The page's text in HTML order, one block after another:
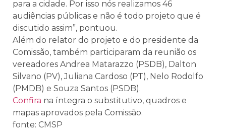
para a cidade. Por isso nós realizamos 46
audiências públicas e não é todo projeto que é
discutido assim”, pontuou.
Além do relator do projeto e do presidente da
Comissão, também participaram da reunião os
vereadores Andrea Matarazzo (PSDB), Dalton
Silvano (PV), Juliana Cardoso (PT), Nelo Rodolfo
(PMDB) e Souza Santos (PSDB).
Confira na íntegra o substitutivo, quadros e
mapas aprovados pela Comissão.
fonte: CMSP